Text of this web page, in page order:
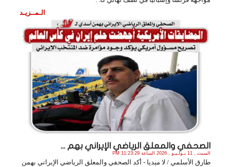
الـمــزيـد
الصحفي والمعلق الرياضي الإيراني بهم ...
السبت , 11 يـولـيـو , 2026 الساعة 11:23:29 PM
طارق الأسلمي / لا ميديا - أكد الصحفي والمعلق الرياضي الإيراني بهمن